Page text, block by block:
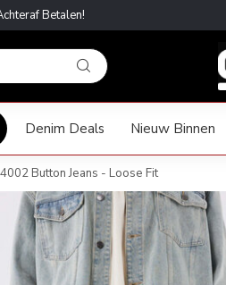
Betalen!
Denim Deals Nieuw Binnen
Button Jeans - Loose Fit